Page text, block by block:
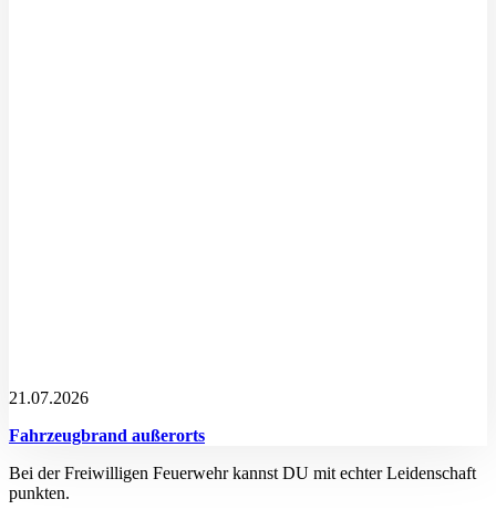
21.07.2026
Fahrzeugbrand außerorts
Bei der Freiwilligen Feuerwehr kannst DU mit echter Leidenschaft
punkten.